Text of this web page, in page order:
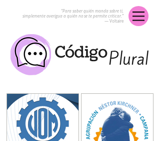
“Para saber quién manda sobre ti,
simplemente averigua a quién no se te permite criticar.”
― Voltaire